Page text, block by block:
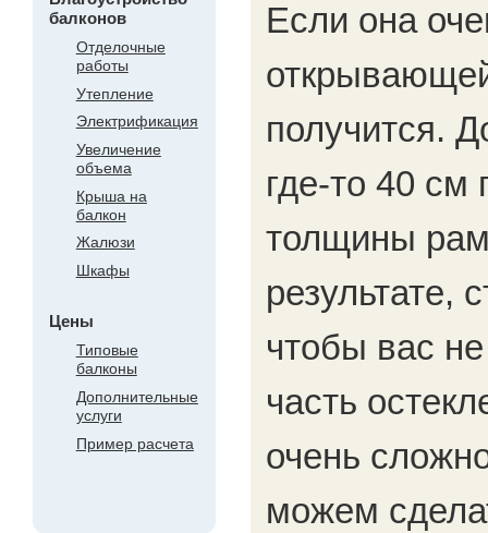
балконов
Отделочные
работы
Утепление
Электрификация
Увеличение
объема
Крыша на
балкон
Жалюзи
Шкафы
Цены
Типовые
балконы
Дополнительные
услуги
Пример расчета
Если она
получится.
где-то 40 см
толщины
результате,
чтобы вас
часть
очень
можем